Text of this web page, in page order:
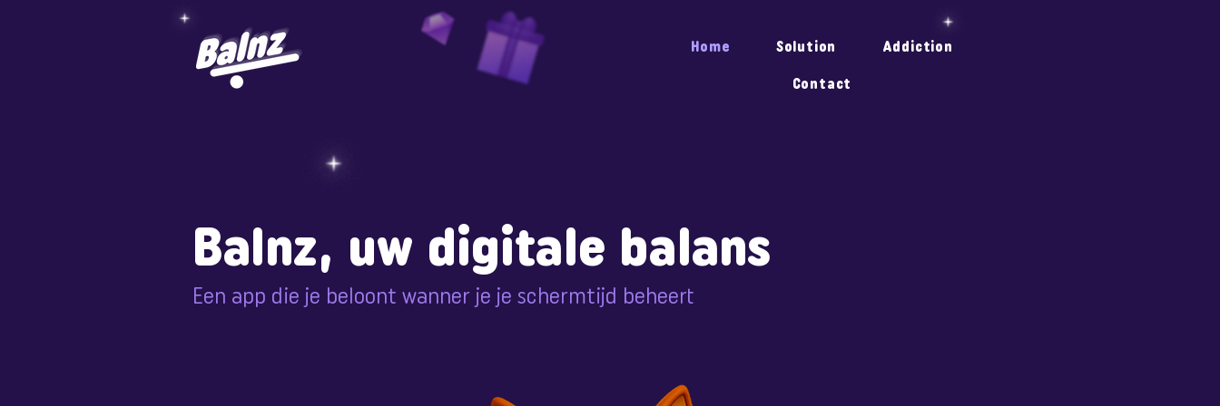
Home Solution Addiction
Contact
Balnz, uw digitale balans
Een app die je beloont wanner je je schermtijd beheert